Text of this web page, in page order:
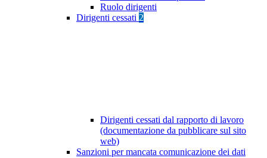
Ruolo dirigenti
Dirigenti cessati 2
Dirigenti cessati dal rapporto di lavoro
(documentazione da pubblicare sul sito
web)
Sanzioni per mancata comunicazione dei dati